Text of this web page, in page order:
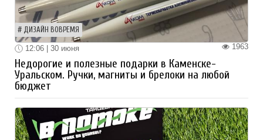
ДИЗАЙН ВОВРЕМЯ
1963
12:06 | 30 июня
Недорогие и полезные подарки в Каменске-
Уральском. Ручки, магниты и брелоки на любой
бюджет